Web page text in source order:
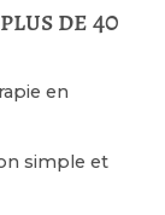
de 40
en
simple et